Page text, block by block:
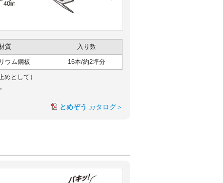
質 入り数
ウム鋼板 16本/約2坪分
として）
とめぞう カタログ＞